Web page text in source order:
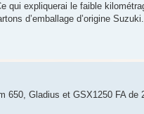
qui expliquerai le faible
d’emballage d’origine
650, Gladius et GSX1250 FA